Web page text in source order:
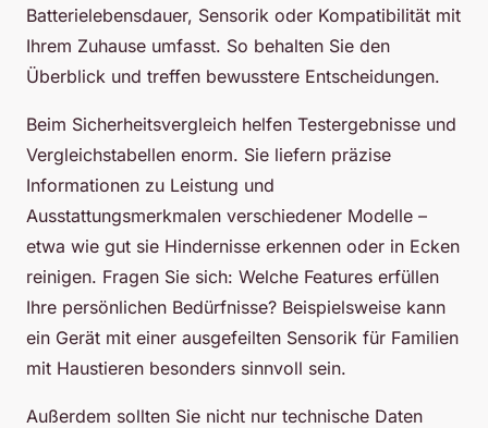
Batterielebensdauer, Sensorik oder Kompatibilität mit
Ihrem Zuhause umfasst. So behalten Sie den
Überblick und treffen bewusstere Entscheidungen.
Beim Sicherheitsvergleich helfen Testergebnisse und
Vergleichstabellen enorm. Sie liefern präzise
Informationen zu Leistung und
Ausstattungsmerkmalen verschiedener Modelle –
etwa wie gut sie Hindernisse erkennen oder in Ecken
reinigen. Fragen Sie sich: Welche Features erfüllen
Ihre persönlichen Bedürfnisse? Beispielsweise kann
ein Gerät mit einer ausgefeilten Sensorik für Familien
mit Haustieren besonders sinnvoll sein.
Außerdem sollten Sie nicht nur technische Daten